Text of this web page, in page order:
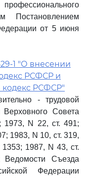
Постановлением
от 5 июня
1 "О внесении
РСФСР и
кодекс РСФСР"
- трудовой
Совета
N 22, ст. 491;
1983, N 10, ст. 319,
1987, N 43, ст.
Съезда
Федерации